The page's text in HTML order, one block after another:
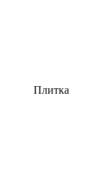
Плитка